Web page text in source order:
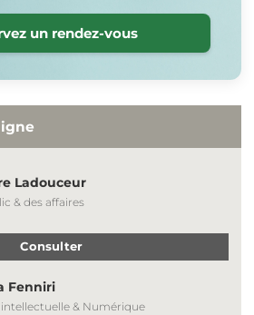
un rendez-vous
Ladouceur
& des affaires
Consulter
Fenniri
& Numérique